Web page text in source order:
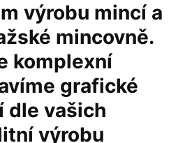
výrobu mincí a
mincovně.
komplexní
grafické
dle vašich
výrobu